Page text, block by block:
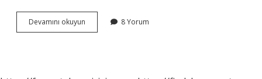
Devamını okuyun
Kefir
8 Yorum